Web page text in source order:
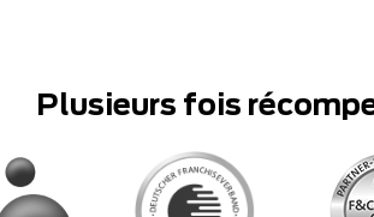
Plusieurs fois